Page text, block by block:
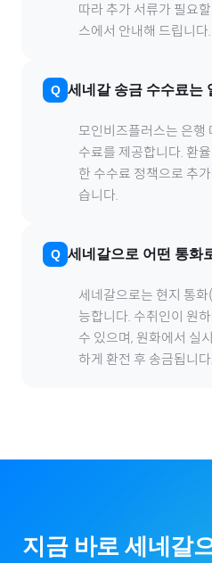
따라 추가 서류가 필요
스에서 안내해 드립니다.
세네갈송금 수수료는
모인비즈플러스는 은행
수료를 제공합니다. 환
한 수수료 정책으로 추
습니다.
세네갈으로 어떤 통화
세네갈으로는 현지 통화(
능합니다. 수취인이 원
수 있으며, 원화에서 실
하게 환전 후 송금됩니다.
지금 바로세네갈